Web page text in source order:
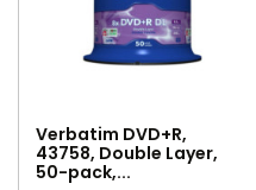
Verbatim DVD+R,
43758, Double Layer,
50-pack,...